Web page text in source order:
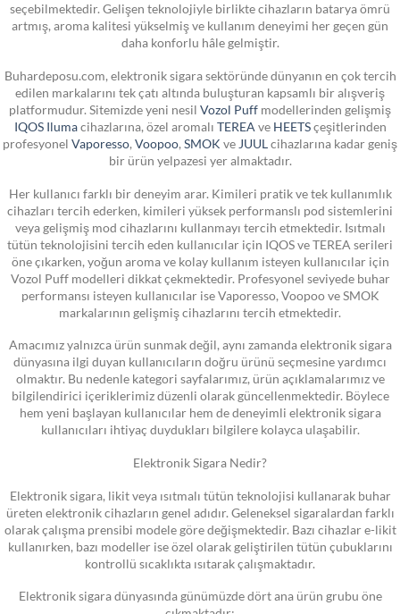
seçebilmektedir. Gelişen teknolojiyle birlikte cihazların batarya ömrü
artmış, aroma kalitesi yükselmiş ve kullanım deneyimi her geçen gün
daha konforlu hâle gelmiştir.
Buhardeposu.com, elektronik sigara sektöründe dünyanın en çok tercih
edilen markalarını tek çatı altında buluşturan kapsamlı bir alışveriş
platformudur. Sitemizde yeni nesil Vozol Puff modellerinden gelişmiş
IQOS Ilumacihazlarına, özel aromalı TEREA ve HEETSçeşitlerinden
profesyonel Vaporesso Voopoo SMOK ve JUUL cihazlarına kadar geniş
bir ürün yelpazesi yer almaktadır.
Her kullanıcı farklı bir deneyim arar. Kimileri pratik ve tek kullanımlık
cihazları tercih ederken, kimileri yüksek performanslı pod sistemlerini
veya gelişmiş mod cihazlarını kullanmayı tercih etmektedir. Isıtmalı
tütün teknolojisini tercih eden kullanıcılar için IQOS ve TEREA serileri
öne çıkarken, yoğun aroma ve kolay kullanım isteyen kullanıcılar için
Vozol Puff modelleri dikkat çekmektedir. Profesyonel seviyede buhar
performansı isteyen kullanıcılar ise Vaporesso, Voopoo ve SMOK
markalarının gelişmiş cihazlarını tercih etmektedir.
Amacımız yalnızca ürün sunmak değil, aynı zamanda elektronik sigara
dünyasına ilgi duyan kullanıcıların doğru ürünü seçmesine yardımcı
olmaktır. Bu nedenle kategori sayfalarımız, ürün açıklamalarımız ve
bilgilendirici içeriklerimiz düzenli olarak güncellenmektedir. Böylece
hem yeni başlayan kullanıcılar hem de deneyimli elektronik sigara
kullanıcıları ihtiyaç duydukları bilgilere kolayca ulaşabilir.
Elektronik Sigara Nedir?
Elektronik sigara, likit veya ısıtmalı tütün teknolojisi kullanarak buhar
üreten elektronik cihazların genel adıdır. Geleneksel sigaralardan farklı
olarak çalışma prensibi modele göre değişmektedir. Bazı cihazlar e-likit
kullanırken, bazı modeller ise özel olarak geliştirilen tütün çubuklarını
kontrollü sıcaklıkta ısıtarak çalışmaktadır.
Elektronik sigara dünyasında günümüzde dört ana ürün grubu öne